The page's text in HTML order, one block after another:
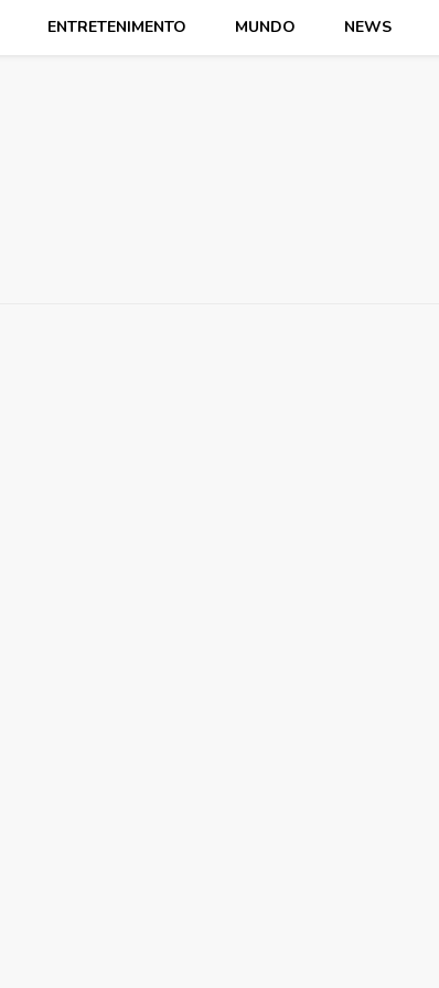
ENTRETENIMENTO MUNDO NEWS